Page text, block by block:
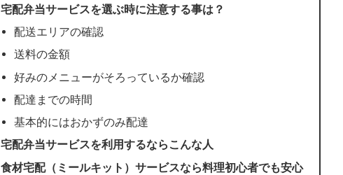
宅配弁当サービスを選ぶ時に注意する事は？
配送エリアの確認
送料の金額
好みのメニューがそろっているか確認
配達までの時間
基本的にはおかずのみ配達
宅配弁当サービスを利用するならこんな人
食材宅配（ミールキット）サービスなら料理初心者でも安心